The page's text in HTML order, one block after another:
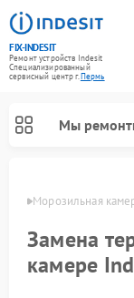
FIX-INDESIT
Ремонт устройств Indesit
Специализированный
cервисный центр г.Пермь
Мы
Морозильная
Замена
камере